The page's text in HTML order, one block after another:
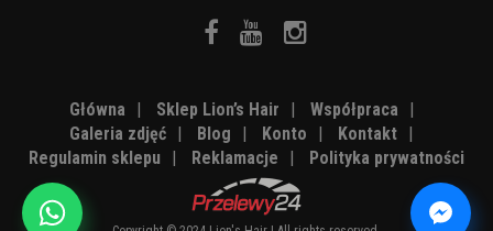
Główna Sklep Lion’s Hair Współpraca
Galeria zdjęć
Blog Konto Kontakt
Regulamin sklepu
Reklamacje Polityka prywatności